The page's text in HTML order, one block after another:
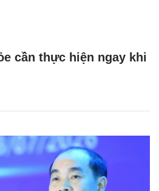
cần thực hiện ngay khi